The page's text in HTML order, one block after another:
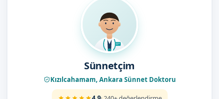
Sünnetçim
Kızılcahamam, Ankara Sünnet Doktoru